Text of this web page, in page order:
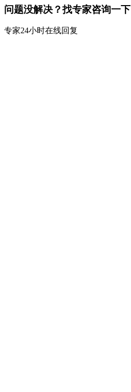
问题没解决？找专家咨询一下
专家24小时在线回复